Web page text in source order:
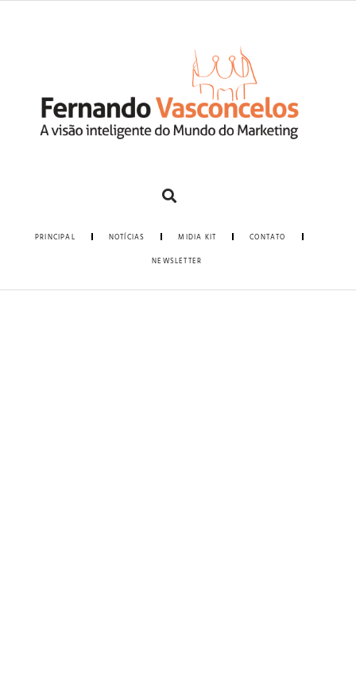
PRINCIPAL NOTÍCIAS MIDIA KIT CONTATO
NEWSLETTER